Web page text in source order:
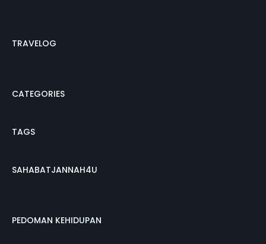
TRAVELOG
CATEGORIES
TAGS
SAHABATJANNAH4U
PEDOMAN KEHIDUPAN